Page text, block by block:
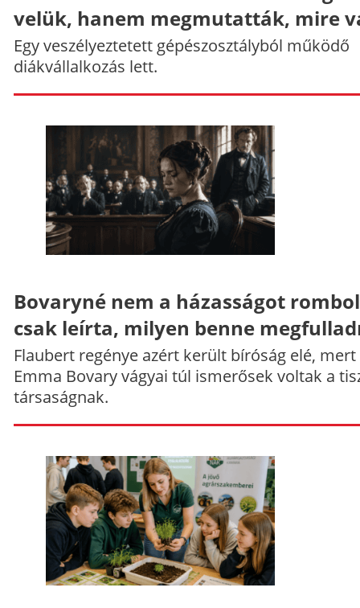
velük, hanem megmutatták, mire
Egy veszélyeztetett gépészosztályból működő
diákvállalkozás lett.
Bovaryné nem a házasságot
csak leírta, milyen benne
Flaubert regénye azért került bíróság elé, mert
Emma Bovary vágyai túl ismerősek voltak a
társaságnak.